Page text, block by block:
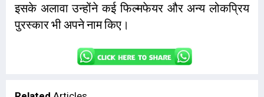
इसके अलावा उन्होंने कई फिल्मफेयर और अन्य लोकप्रिय
पुरस्कार भी अपने नाम किए।